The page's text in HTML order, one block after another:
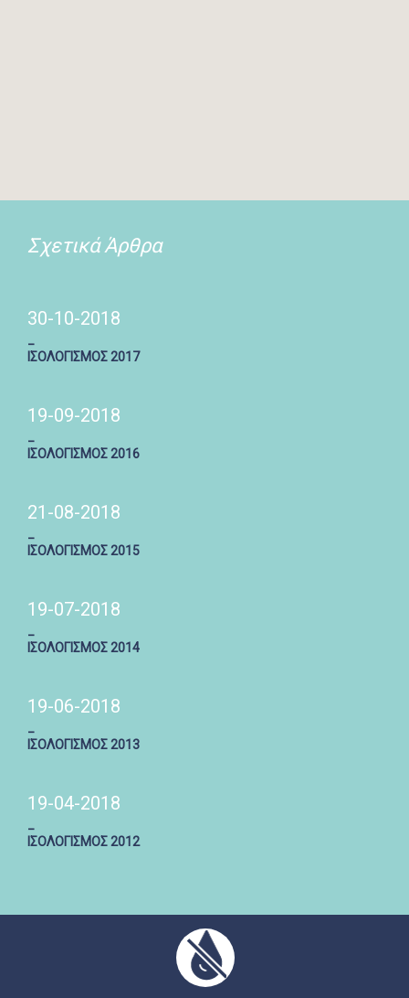
Σχετικά Άρθρα
30-10-2018
ΙΣΟΛΟΓΙΣΜΟΣ 2017
19-09-2018
ΙΣΟΛΟΓΙΣΜΟΣ 2016
21-08-2018
ΙΣΟΛΟΓΙΣΜΟΣ 2015
19-07-2018
ΙΣΟΛΟΓΙΣΜΟΣ 2014
19-06-2018
ΙΣΟΛΟΓΙΣΜΟΣ 2013
19-04-2018
ΙΣΟΛΟΓΙΣΜΟΣ 2012